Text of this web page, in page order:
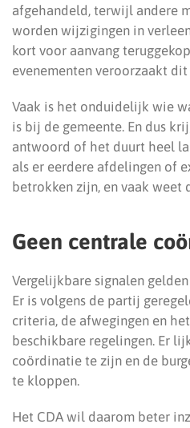
afgehandeld, terwijl andere
worden wijzigingen in
kort voor aanvang
evenementen veroorzaakt
Vaak is het onduidelijk wie
is bij de gemeente. En dus
antwoord of het duurt heel
als er eerdere afdelingen of
betrokken zijn, en vaak weet
Geen centrale
Vergelijkbare signalen
Er is volgens de partij
criteria, de afwegingen en
beschikbare regelingen. Er
coördinatie te zijn en de
te kloppen.
Het CDA wil daarom beter